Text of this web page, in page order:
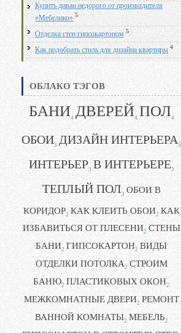
Купить диван недорого от производителя
«Мебелико» 5
Отделка стен гипсокартоном 5
Как подобрать стиль для дизайна квартиры 4
ОБЛАКО ТЭГОВ
БАНИ4 ДВЕРЕЙ4 ПОЛ4
ОБОИ3 ДИЗАЙН ИНТЕРЬЕРА3
ИНТЕРЬЕР3 В ИНТЕРЬЕРЕ3
ТЕПЛЫЙ ПОЛ3 ОБОИ В
КОРИДОР2 КАК КЛЕИТЬ ОБОИ2 КАК
ИЗБАВИТЬСЯ ОТ ПЛЕСЕНИ2 СТЕНЫ
БАНИ2 ГИПСОКАРТОН2 ВИДЫ
ОТДЕЛКИ ПОТОЛКА2 СТРОИМ
БАНЮ2 ПЛАСТИКОВЫХ ОКОН2
МЕЖКОМНАТНЫЕ ДВЕРИ2 РЕМОНТ
ВАННОЙ КОМНАТЫ2 МЕБЕЛЬ2